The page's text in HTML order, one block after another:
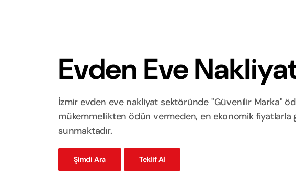
Evden Eve
İzmir evden eve nakliyat sektöründe "Güvenilir Marka"
mükemmellikten ödün vermeden, en ekonomik fiyatlarla
sunmaktadır.
Şimdi Ara Teklif Al